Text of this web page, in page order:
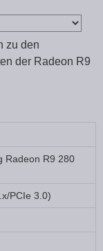
zu den
der Radeon R9
Radeon R9 280
PCIe 3.0)